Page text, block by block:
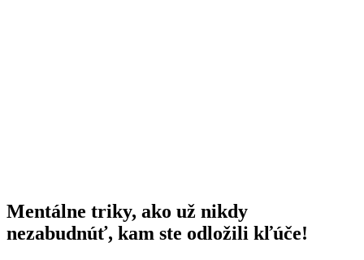
Mentálne triky, ako už nikdy
nezabudnúť, kam ste odložili kľúče!